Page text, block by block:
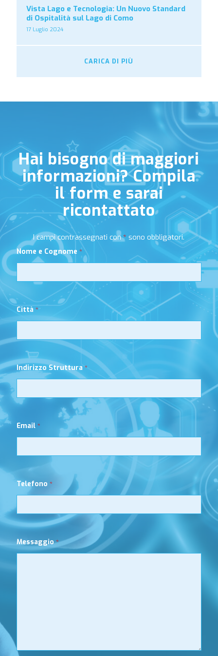
Vista Lago e Tecnologia: Un Nuovo Standard
di Ospitalità sul Lago di Como
17 Luglio 2024
CARICA DI PIÙ
Hai bisogno di maggiori
informazioni? Compila
il form e sarai
ricontattato
I campi contrassegnati con* sono obbligatori.
Nome e Cognome *
Città *
Indirizzo Struttura *
Email *
Telefono *
Messaggio*